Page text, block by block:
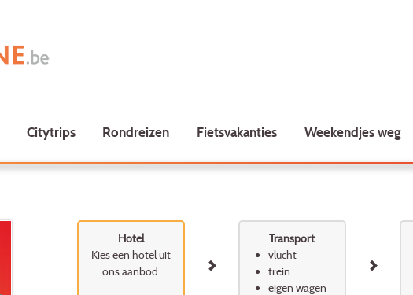
Citytrips Rondreizen Fietsvakanties Weekendjes weg
Hotel
Kies een hotel uit
ons aanbod.
Transport
vlucht
trein
eigen wagen